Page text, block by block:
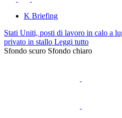
K Briefing
Stati Uniti, posti di lavoro in calo a
privato in stallo Leggi tutto
Sfondo scuro Sfondo chiaro